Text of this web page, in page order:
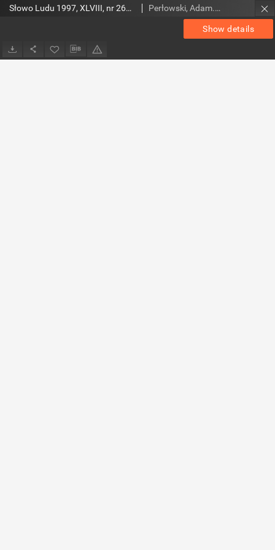
Show details
Słowo Ludu 1997, XLVIII, nr 264 (wydanie ABC) Perłowski, Adam. Red.